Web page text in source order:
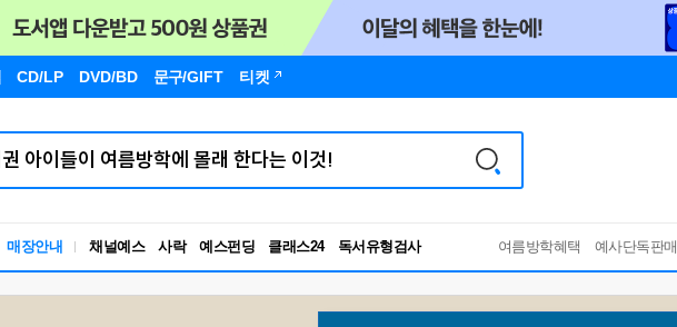
CD/LP DVD/BD 문구/GIFT 티켓
매장안내 채널예스 사락 예스펀딩 클래스24
독서유형검사
여름방학혜택 예사단독판매